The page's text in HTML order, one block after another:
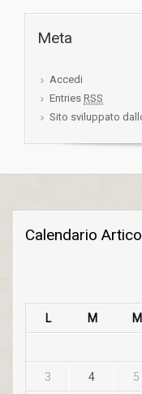
Meta
Accedi
Entries RSS
Sito sviluppato
Calendario
L M M
3 4 5